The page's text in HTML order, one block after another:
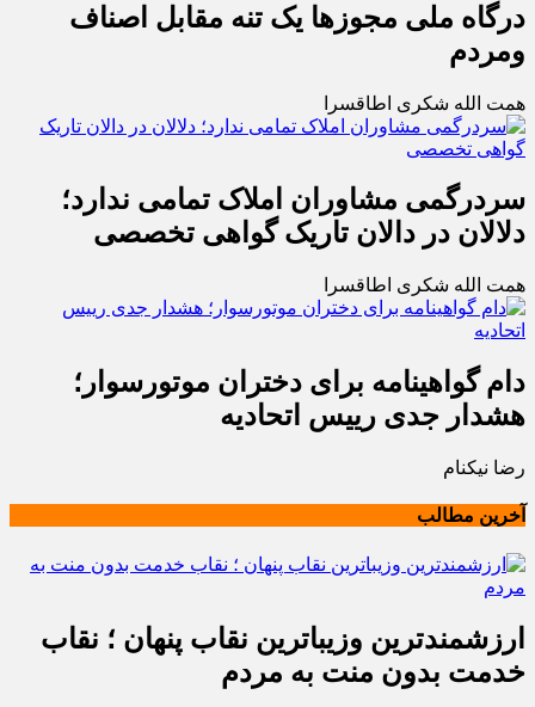
درگاه ملی مجوزها یک تنه مقابل اصناف
ومردم
همت الله شکری اطاقسرا
سردرگمی مشاوران املاک تمامی ندارد؛
دلالان در دالان تاریک گواهی تخصصی
همت الله شکری اطاقسرا
دام گواهینامه برای دختران موتورسوار؛
هشدار جدی رییس اتحادیه
رضا نیکنام
آخرین مطالب
ارزشمندترین وزیباترین نقاب پنهان ؛ نقاب
خدمت بدون منت به مردم